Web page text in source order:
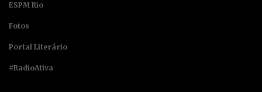
ESPM Rio
Fotos
Portal Literário
#RadioAtiva